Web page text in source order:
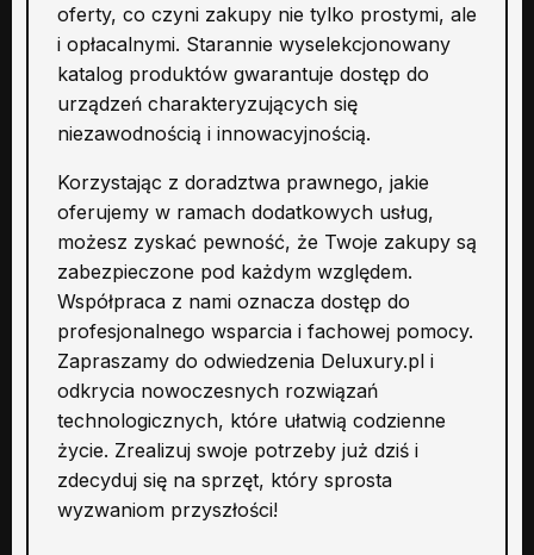
oferty, co czyni zakupy nie tylko prostymi, ale
i opłacalnymi. Starannie wyselekcjonowany
katalog produktów gwarantuje dostęp do
urządzeń charakteryzujących się
niezawodnością i innowacyjnością.
Korzystając z doradztwa prawnego, jakie
oferujemy w ramach dodatkowych usług,
możesz zyskać pewność, że Twoje zakupy są
zabezpieczone pod każdym względem.
Współpraca z nami oznacza dostęp do
profesjonalnego wsparcia i fachowej pomocy.
Zapraszamy do odwiedzenia Deluxury.pl i
odkrycia nowoczesnych rozwiązań
technologicznych, które ułatwią codzienne
życie. Zrealizuj swoje potrzeby już dziś i
zdecyduj się na sprzęt, który sprosta
wyzwaniom przyszłości!